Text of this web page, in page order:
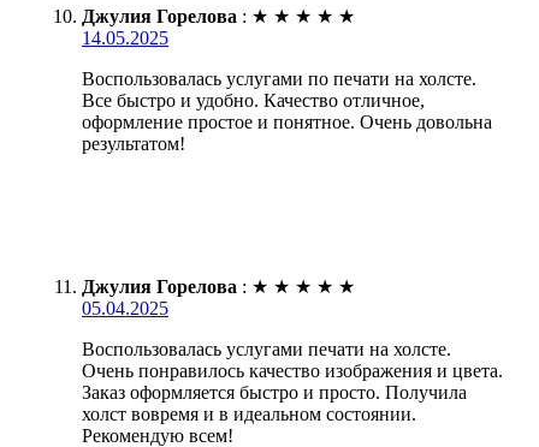
Джулия Горелова : ★ ★ ★ ★ ★
14.05.2025
Воспользовалась услугами по печати на холсте.
Все быстро и удобно. Качество отличное,
оформление простое и понятное. Очень довольна
результатом!
Джулия Горелова : ★ ★ ★ ★ ★
05.04.2025
Воспользовалась услугами печати на холсте.
Очень понравилось качество изображения и цвета.
Заказ оформляется быстро и просто. Получила
холст вовремя и в идеальном состоянии.
Рекомендую всем!